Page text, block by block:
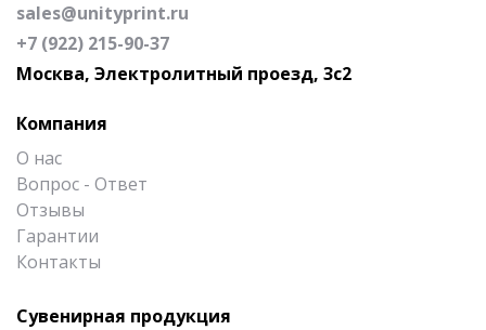
sales@unityprint.ru
+7 (922) 215-90-37
Москва, Электролитный проезд, 3с2
Компания
О нас
Вопрос - Ответ
Отзывы
Гарантии
Контакты
Сувенирная продукция